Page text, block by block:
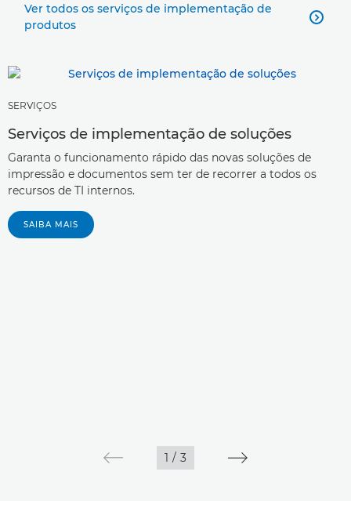
Ver todos os serviços de implementação de
produtos

SERVIÇOS
Serviços de implementação de soluções
Garanta o funcionamento rápido das novas soluções de
impressão e documentos sem ter de recorrer a todos os
recursos de TI internos.
SAIBA MAIS
1 / 3